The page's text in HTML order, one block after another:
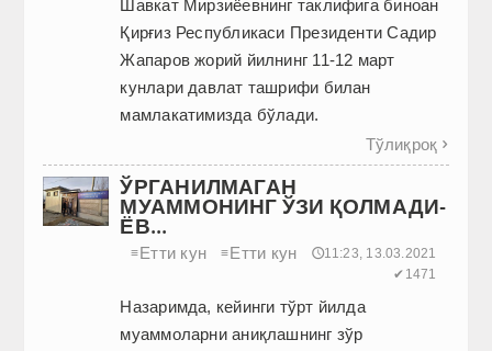
Шавкат Мирзиёевнинг таклифига биноан
Қирғиз Республикаси Президенти Садир
Жапаров жорий йилнинг 11-12 март
кунлари давлат ташрифи билан
мамлакатимизда бўлади.
Тўлиқроқ 
ЎРГАНИЛМАГАН
МУАММОНИНГ ЎЗИ ҚОЛМАДИ-
ЁВ...
≡Етти кун ≡Етти кун
🕔11:23, 13.03.2021
✔1471
Назаримда, кейинги тўрт йилда
муаммоларни аниқлашнинг зўр